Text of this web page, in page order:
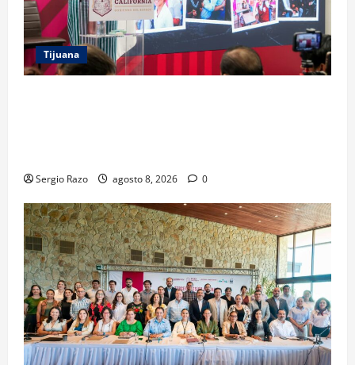
Tijuana
Sergio Razo agosto 8, 2026 0